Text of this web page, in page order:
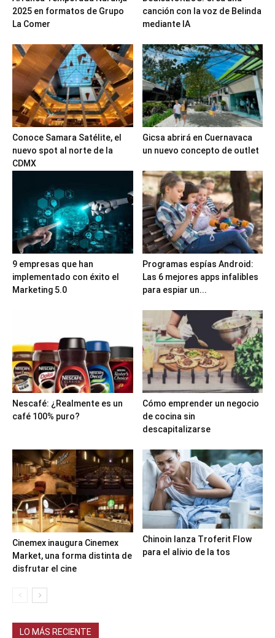
2025 en formatos de Grupo
La Comer
canción con la voz de Belinda
mediante IA
Conoce Samara Satélite, el
nuevo spot al norte de la
CDMX
Gicsa abrirá en Cuernavaca
un nuevo concepto de outlet
9 empresas que han
implementado con éxito el
Marketing 5.0
Programas espías Android:
Las 6 mejores apps infalibles
para espiar un...
Nescafé: ¿Realmente es un
café 100% puro?
Cómo emprender un negocio
de cocina sin
descapitalizarse
Cinemex inaugura Cinemex
Market, una forma distinta de
disfrutar el cine
Chinoin lanza Troferit Flow
para el alivio de la tos
LO MÁS RECIENTE